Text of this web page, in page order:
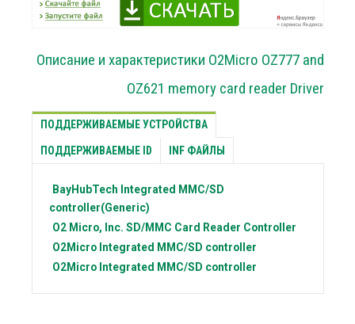
Описание и характеристики O2Micro OZ777 and
OZ621 memory card reader Driver
ПОДДЕРЖИВАЕМЫЕ УСТРОЙСТВА
ПОДДЕРЖИВАЕМЫЕ ID INF ФАЙЛЫ
BayHubTech Integrated MMC/SD
controller(Generic)
O2 Micro, Inc. SD/MMC Card Reader Controller
O2Micro Integrated MMC/SD controller
O2Micro Integrated MMC/SD controller